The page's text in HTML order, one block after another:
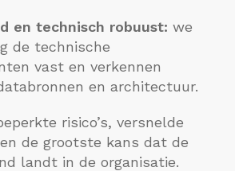
en technisch robuust: we
de technische
vast en verkennen
en architectuur.
risico’s, versnelde
de grootste kans dat de
landt in de organisatie.